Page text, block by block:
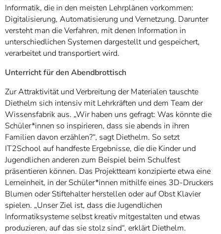
Informatik, die in den meisten Lehrplänen vorkommen:
Digitalisierung, Automatisierung und Vernetzung. Darunter
versteht man die Verfahren, mit denen Information in
unterschiedlichen Systemen dargestellt und gespeichert,
verarbeitet und transportiert wird.
Unterricht für den Abendbrottisch
Zur Attraktivität und Verbreitung der Materialen tauschte
Diethelm sich intensiv mit Lehrkräften und dem Team der
Wissensfabrik aus. „Wir haben uns gefragt: Was könnte die
Schüler*innen so inspirieren, dass sie abends in ihren
Familien davon erzählen?“, sagt Diethelm. So setzt
IT2School auf handfeste Ergebnisse, die die Kinder und
Jugendlichen anderen zum Beispiel beim Schulfest
präsentieren können. Das Projektteam konzipierte etwa eine
Lerneinheit, in der Schüler*innen mithilfe eines 3D-Druckers
Blumen oder Stiftehalter herstellen oder auf Obst Klavier
spielen. „Unser Ziel ist, dass die Jugendlichen
Informatiksysteme selbst kreativ mitgestalten und etwas
produzieren, auf das sie stolz sind“, erklärt Diethelm.